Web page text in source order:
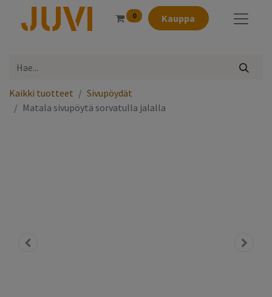
0 Kauppa
Kaikki tuotteet
Sivupöydät
Matala sivupöytä sorvatulla jalalla